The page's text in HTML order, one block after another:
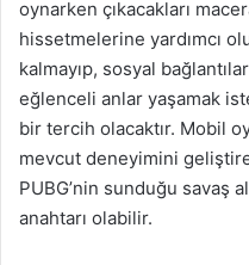
oynarken çıkacakları
hissetmelerine yardımcı
kalmayıp, sosyal
eğlenceli anlar yaşamak
bir tercih olacaktır. Mobil
mevcut deneyimini
PUBG’nin sunduğu savaş
anahtarı olabilir.